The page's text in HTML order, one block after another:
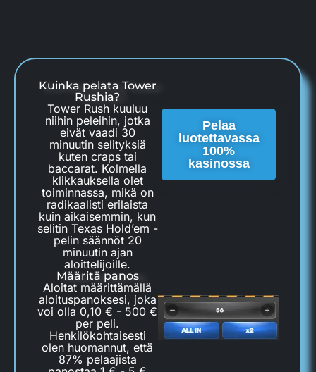
Pelaa
luotettavassa
100%
kasinossa
Kuinka pelata Tower
Rushia?
Tower Rush kuuluu
niihin peleihin, jotka
eivät vaadi 30
minuutin selityksiä
kuten craps tai
baccarat. Kolmella
klikkauksella olet
toiminnassa, mikä on
radikaalisti erilaista
kuin aikaisemmin, kun
selitin Texas Hold’em -
pelin säännöt 20
minuutin ajan
aloittelijoille.
Määritä panos
Aloitat määrittämällä
aloituspanoksesi, joka
voi olla 0,10 € - 500 €
per peli.
Henkilökohtaisesti
olen huomannut, että
87% pelaajista